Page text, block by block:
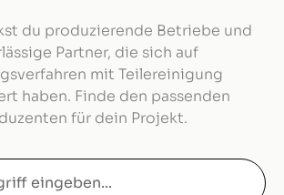
du produzierende Betriebe und
Partner, die sich auf
mit Teilereinigung
haben. Finde den passenden
für dein Projekt.